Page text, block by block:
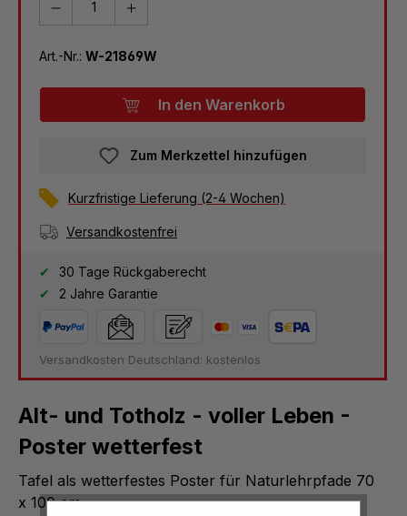
Art.-Nr.: W-21869W
In den Warenkorb
Zum Merkzettel hinzufügen
Kurzfristige Lieferung (2-4 Wochen)
Versandkostenfrei
30 Tage Rückgaberecht
2 Jahre Garantie
Versandkosten Deutschland: kostenlos
Alt- und Totholz - voller Leben -
Poster wetterfest
Tafel als wetterfestes Poster für Naturlehrpfade 70
x 100 cm.